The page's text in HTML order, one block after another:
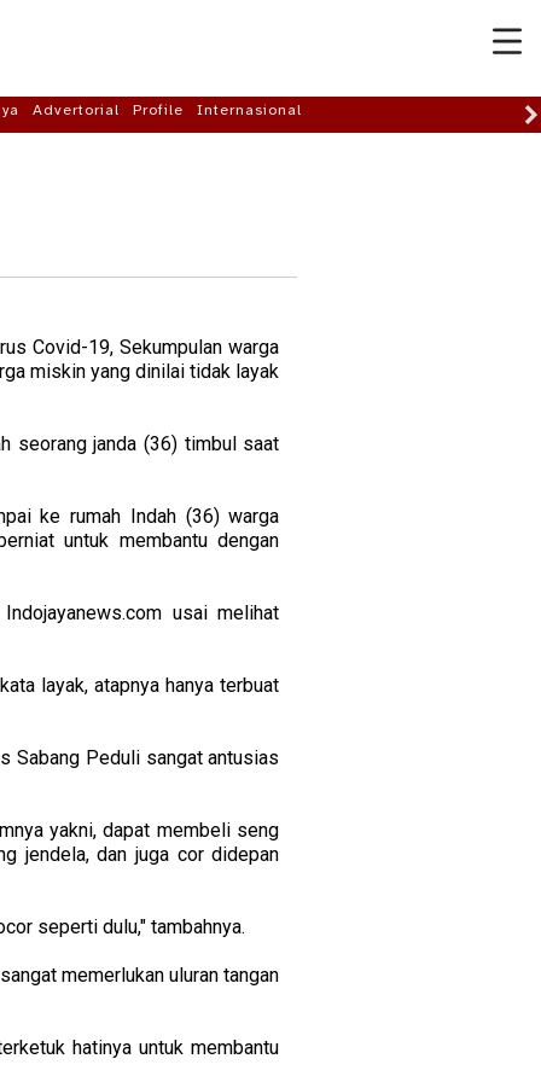
Advertorial Profile Internasional
Covid-19, Sekumpulan warga
miskin yang dinilai tidak layak
seorang janda (36) timbul saat
ke rumah Indah (36) warga
untuk membantu dengan
usai melihat
layak, atapnya hanya terbuat
Sabang Peduli sangat antusias
yakni, dapat membeli seng
jendela, dan juga cor didepan
seperti dulu," tambahnya.
memerlukan uluran tangan
hatinya untuk membantu